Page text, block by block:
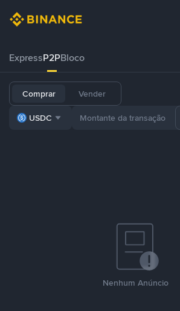
ExpressP2PBloco
Comprar Vender
USDC
Nenhum Anúncio